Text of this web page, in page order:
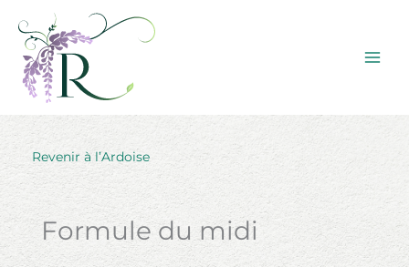
contenu
Revenir à l’Ardoise
Formule du midi